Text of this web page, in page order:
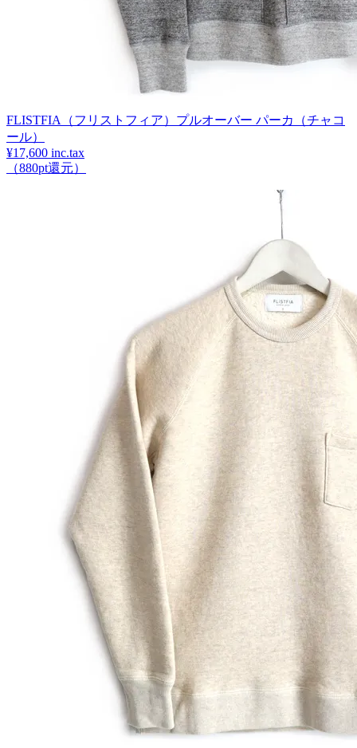
FLISTFIA（フリストフィア）プルオーバー パーカ（チャコ
ール）
¥17,600 inc.tax
（880pt還元）